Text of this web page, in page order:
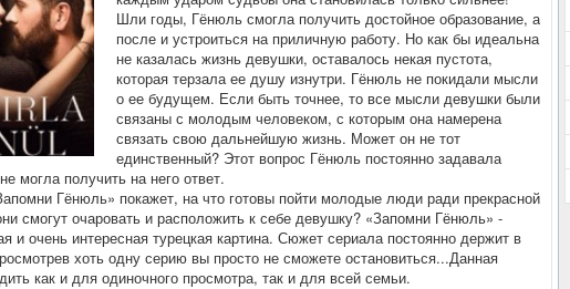
Шли годы, Гёнюль смогла получить достойное образование, а
после и устроиться на приличную работу. Но как бы идеальна
не казалась жизнь девушки, оставалось некая пустота,
которая терзала ее душу изнутри. Гёнюль не покидали мысли
о ее будущем. Если быть точнее, то все мысли девушки были
связаны с молодым человеком, с которым она намерена
связать свою дальнейшую жизнь. Может он не тот
единственный? Этот вопрос Гёнюль постоянно задавала
могла получить на него ответ.
Гёнюль» покажет, на что готовы пойти молодые люди ради прекрасной
смогут очаровать и расположить к себе девушку? «Запомни Гёнюль» -
и очень интересная турецкая картина. Сюжет сериала постоянно держит в
хоть одну серию вы просто не сможете остановиться...Данная
как и для одиночного просмотра, так и для всей семьи.